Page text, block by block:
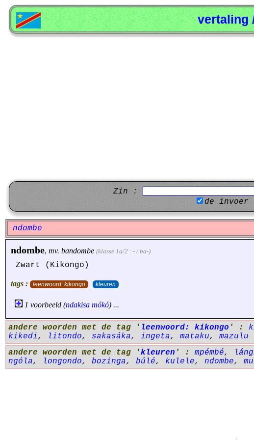
vertaling
Zin :
de invoer
ndombe
ndombe, mv. bandombe (klasse 1a/2 : - / ba-)
Zwart (Kikongo)
tags : leenwoord: kikongo kleuren
1 voorbeeld (ndakisa mókó) ...
andere woorden met de tag ' leenwoord: kikongo ' :
kikedi, litondo, sakasáka, ingeta, mataku, mazulu
andere woorden met de tag 'kleuren ' : mpémbé,
ngóla, longondo, bozinga, búlé, kulele, ndombe,